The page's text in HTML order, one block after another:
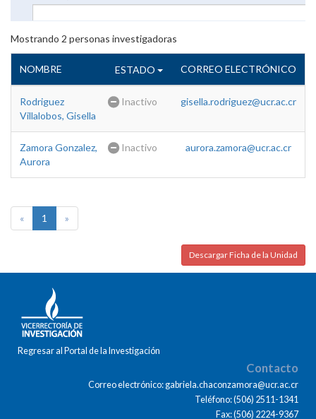
Mostrando 2 personas investigadoras
NOMBRE ESTADO CORREO ELECTRÓNICO
Rodriguez
Villalobos, Gisella
Inactivo gisella.rodriguez@ucr.ac.cr
Zamora Gonzalez,
Aurora
Inactivo aurora.zamora@ucr.ac.cr
« 1 »
Descargar Ficha de la Unidad
Regresar al Portal de la Investigación
Contacto
Correo electrónico: gabriela.chaconzamora@ucr.ac.cr
Teléfono: (506) 2511-1341
Fax: (506) 2224-9367